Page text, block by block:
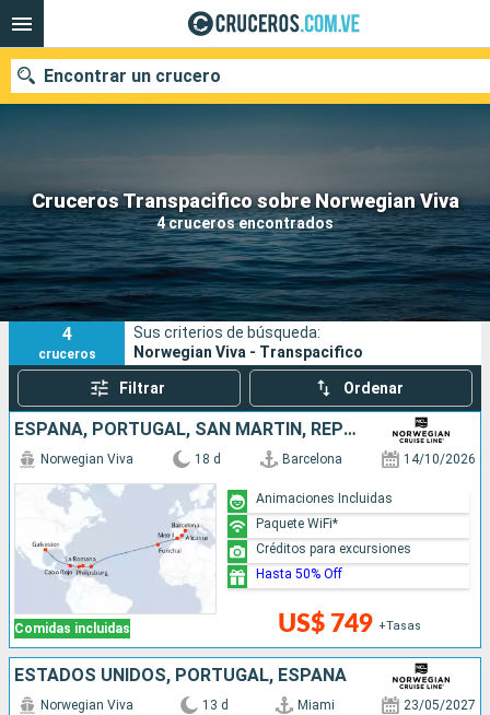
Cruceros Transpacifico sobre Norwegian Viva
4 cruceros encontrados
Encontrar un crucero
Nuestros destinos
Fecha de salida
Puertos Compañías
Buscar
4
cruceros
Sus criterios de búsqueda:
Norwegian Viva - Transpacifico
Filtrar Ordenar
ESPAÑA, PORTUGAL, SAN MARTÍN, REPÚBLICA DOMINICANA, JAMAICA, ESTADOS UNIDOS
Comidas incluidas
Norwegian Viva 18 d Barcelona 14/10/2026
US$ 749 +Tasas
Animaciones Incluidas
Paquete WiFi*
Créditos para excursiones
Hasta 50% Off
ESTADOS UNIDOS, PORTUGAL, ESPAÑA
Norwegian Viva 13 d Miami 23/05/2027